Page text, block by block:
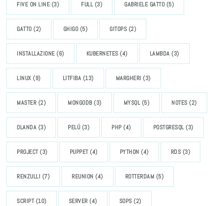
FIVE ON LINE(3) FULL(3) GABRIELE GATTO (5)
GATTO (2) GHIGO (5) GITOPS (2)
INSTALLAZIONE(6) KUBERNETES (4) LAMBDA (3)
LINUX (9) LITFIBA (13) MARGHERI (3)
MASTER(2) MONGODB(3) MYSQL(5) NOTES (2)
OLANDA (3) PELÚ (3) PHP(4) POSTGRESQL(3)
PROJECT(3) PUPPET(4) PYTHON (4) RDS (3)
RENZULLI (7) REUNION (4) ROTTERDAM (5)
SCRIPT(10) SERVER(4) SOPS (2)